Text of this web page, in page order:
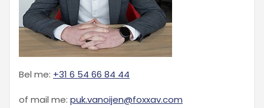
Bel me: +31 6 54 66 84 44
of mail me: puk.vanoijen@foxxav.com